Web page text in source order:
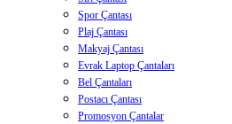
Spor Çantası
Plaj Çantası
Makyaj Çantası
Evrak Laptop Çantaları
Bel Çantaları
Postacı Çantası
Promosyon Çantalar